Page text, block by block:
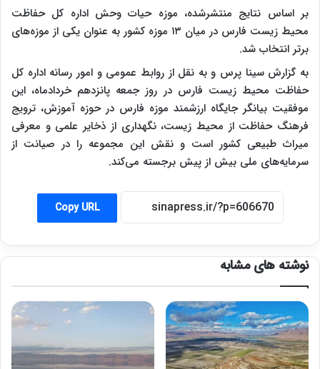
بر اساس نتایج منتشرشده، موزه حیات وحش اداره کل حفاظت
محیط زیست فارس در میان ۱۳ موزه کشور به عنوان یکی از موزه‌های
برتر انتخاب شد.
به گزارش سینا پرس و به نقل از روابط عمومی و امور رسانه اداره کل
حفاظت محیط زیست فارس در روز جمعه پانزدهم خردادماه، این
موفقیت بیانگر جایگاه ارزشمند موزه فارس در حوزه آموزش، ترویج
فرهنگ حفاظت از محیط زیست، نگهداری از ذخایر علمی و معرفی
میراث طبیعی کشور است و نقش این مجموعه را در صیانت از
سرمایه‌های ملی بیش از پیش برجسته می‌کند.
Copy URL
نوشته های مشابه